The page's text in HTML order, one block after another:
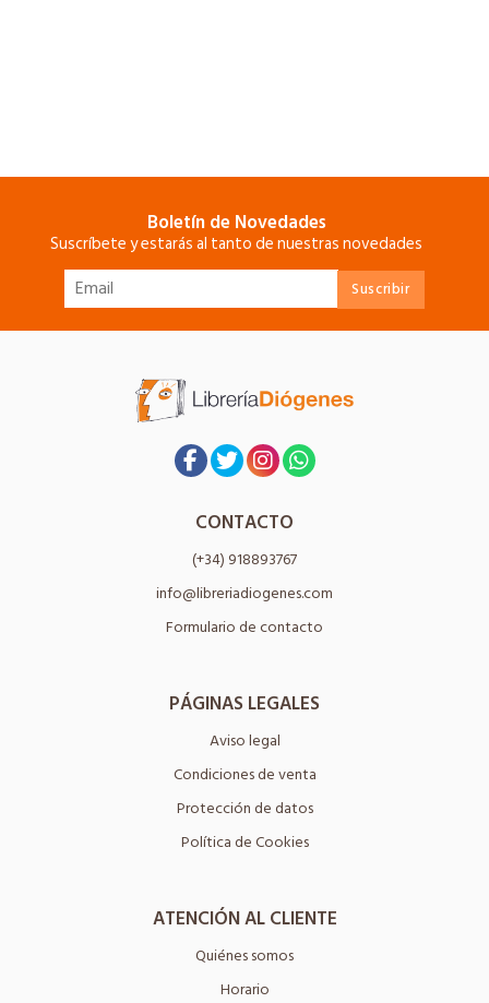
Boletín de Novedades
Suscríbete y estarás al tanto de nuestras novedades
CONTACTO
(+34) 918893767
info@libreriadiogenes.com
Formulario de contacto
PÁGINAS LEGALES
Aviso legal
Condiciones de venta
Protección de datos
Política de Cookies
ATENCIÓN AL CLIENTE
Quiénes somos
Horario